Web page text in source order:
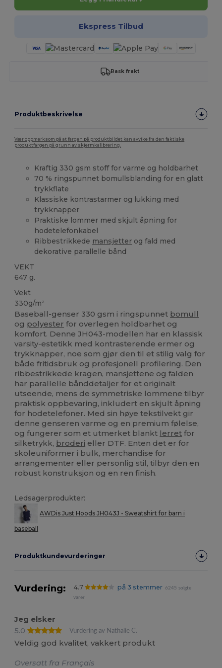
Ekspress Tilbud
Rask frakt
Produktbeskrivelse
Vær oppmerksom på at fargen på produktbildet kan avvike fra den faktiske
produktfargen på grunn av skjermkalibrering.
Kraftig 330 gsm stoff for varme og holdbarhet
70 % ringspunnet bomullsblanding for en glatt
trykkflate
Klassiske kontrastarmer og lukking med
trykknapper
Praktiske lommer med skjult åpning for
hodetelefonkabel
Ribbestrikkede mansjetter og fald med
dekorative parallelle bånd
VEKT
647 g.
Vekt
330g/m²
Baseball-genser 330 gsm i ringspunnet bomull
og polyester for overlegen holdbarhet og
komfort. Denne JH043-modellen har en klassisk
varsity-estetikk med kontrasterende ermer og
trykknapper, noe som gjør den til et stilig valg for
både fritidsbruk og profesjonell profilering. Den
ribbestrikkede kragen, mansjettene og falden
har parallelle bånddetaljer for et originalt
utseende, mens de symmetriske lommene tilbyr
praktisk oppbevaring, inkludert en skjult åpning
for hodetelefoner. Med sin høye tekstilvekt gir
denne genseren varme og en premium følelse,
og fungerer som et utmerket blankt lerret for
silketrykk, broderi eller DTF. Enten det er for
skoleuniformer i bulk, merchandise for
arrangementer eller personlig stil, tilbyr den en
robust konstruksjon og en ren finish.
Ledsagerprodukter:
AWDis Just Hoods JH043J - Sweatshirt for barn i
baseball
Produktkundevurderinger
Vurdering: 4.7 på 3 stemmer
6245 solgte
varer
Jeg elsker
5.0
Vurdering av Nathalie C.
Veldig god kvalitet, vakkert produkt
Oversatt fra Français